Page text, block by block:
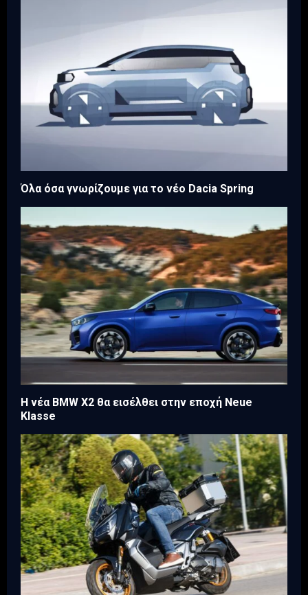
Όλα όσα γνωρίζουμε για το νέο Dacia Spring
Η νέα BMW X2 θα εισέλθει στην εποχή Neue
Klasse